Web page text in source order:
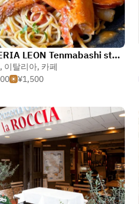
PIZZERIA LEON Tenmabashi store
, 이탈리아, 카페
¥1,500